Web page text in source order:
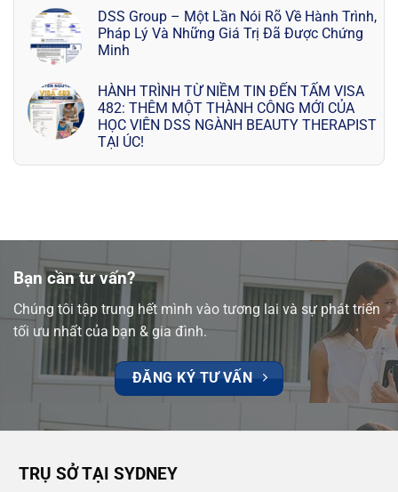
DSS Group – Một Lần Nói Rõ Về Hành Trình,
Pháp Lý Và Những Giá Trị Đã Được Chứng
Minh
HÀNH TRÌNH TỪ NIỀM TIN ĐẾN TẤM VISA
482: THÊM MỘT THÀNH CÔNG MỚI CỦA
HỌC VIÊN DSS NGÀNH BEAUTY THERAPIST
TẠI ÚC!
Bạn cần tư vấn?
Chúng tôi tập trung hết mình vào tương lai và sự phát triển
tối ưu nhất của bạn & gia đình.
ĐĂNG KÝ TƯ VẤN
TRỤ SỞ TẠI SYDNEY